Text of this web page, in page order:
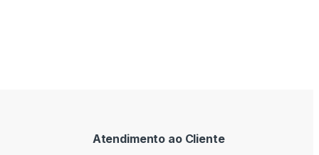
Atendimento ao Cliente